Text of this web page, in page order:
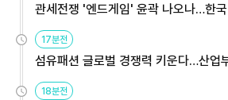
관세전쟁 '엔드게임' 윤곽 나오나…한
용해야
17분전
섬유패션 글로벌 경쟁력 키운다…산업
원
18분전